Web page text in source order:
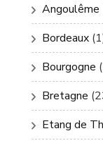
Angoulême
Bordeaux
Bourgogne
Bretagne
Etang de